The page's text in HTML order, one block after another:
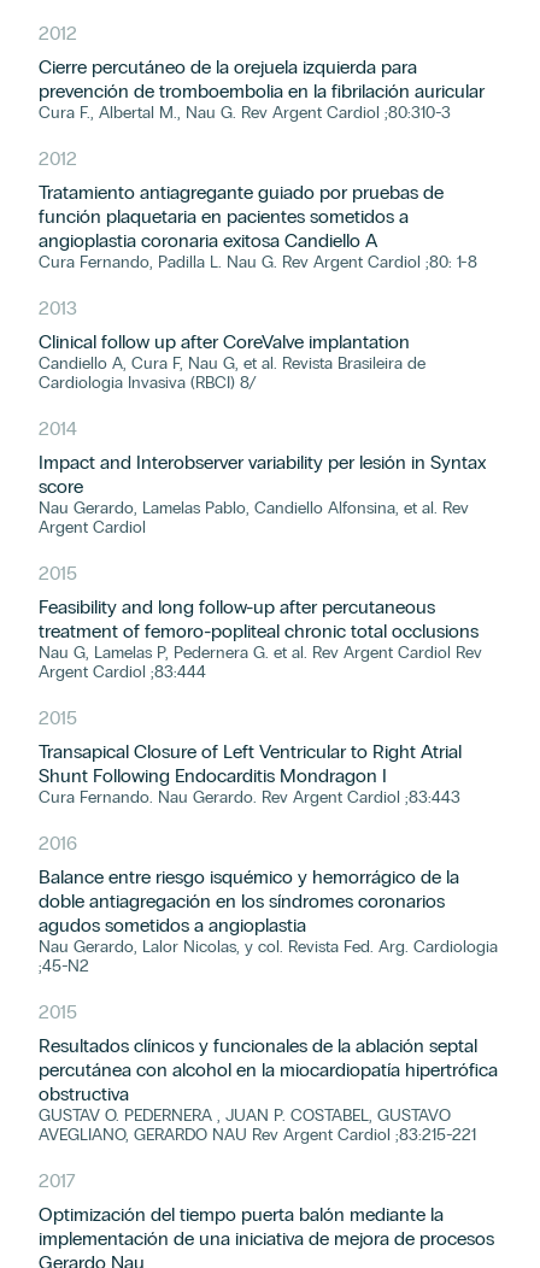
2012
Cierre percutáneo de la orejuela izquierda para
prevención de tromboembolia en la fibrilación auricular
Cura F., Albertal M., Nau G. Rev Argent Cardiol ;80:310-3
2012
Tratamiento antiagregante guiado por pruebas de
función plaquetaria en pacientes sometidos a
angioplastia coronaria exitosa Candiello A
Cura Fernando, Padilla L. Nau G. Rev Argent Cardiol ;80: 1-8
2013
Clinical follow up after CoreValve implantation
Candiello A, Cura F, Nau G, et al. Revista Brasileira de
Cardiologia Invasiva (RBCI) 8/
2014
Impact and Interobserver variability per lesión in Syntax
score
Nau Gerardo, Lamelas Pablo, Candiello Alfonsina, et al. Rev
Argent Cardiol
2015
Feasibility and long follow-up after percutaneous
treatment of femoro-popliteal chronic total occlusions
Nau G, Lamelas P, Pedernera G. et al. Rev Argent Cardiol Rev
Argent Cardiol ;83:444
2015
Transapical Closure of Left Ventricular to Right Atrial
Shunt Following Endocarditis Mondragon I
Cura Fernando. Nau Gerardo. Rev Argent Cardiol ;83:443
2016
Balance entre riesgo isquémico y hemorrágico de la
doble antiagregación en los síndromes coronarios
agudos sometidos a angioplastia
Nau Gerardo, Lalor Nicolas, y col. Revista Fed. Arg. Cardiologia
;45-N2
2015
Resultados clínicos y funcionales de la ablación septal
percutánea con alcohol en la miocardiopatía hipertrófica
obstructiva
GUSTAV O. PEDERNERA , JUAN P. COSTABEL, GUSTAVO
AVEGLIANO, GERARDO NAU Rev Argent Cardiol ;83:215-221
2017
Optimización del tiempo puerta balón mediante la
implementación de una iniciativa de mejora de procesos
Gerardo Nau